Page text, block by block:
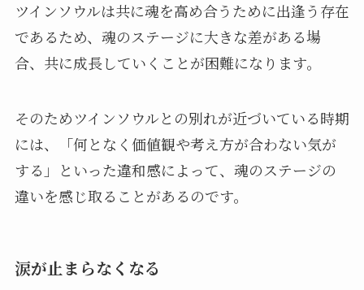
ツインソウルは共に魂を高め合うために出逢う存在
であるため、魂のステージに大きな差がある場
合、共に成長していくことが困難になります。
そのためツインソウルとの別れが近づいている時期
には、「何となく価値観や考え方が合わない気が
する」といった違和感によって、魂のステージの
違いを感じ取ることがあるのです。
涙が止まらなくなる